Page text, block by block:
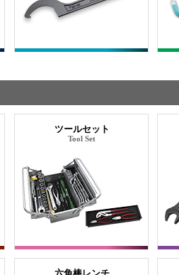
ツールセット
Tool Set